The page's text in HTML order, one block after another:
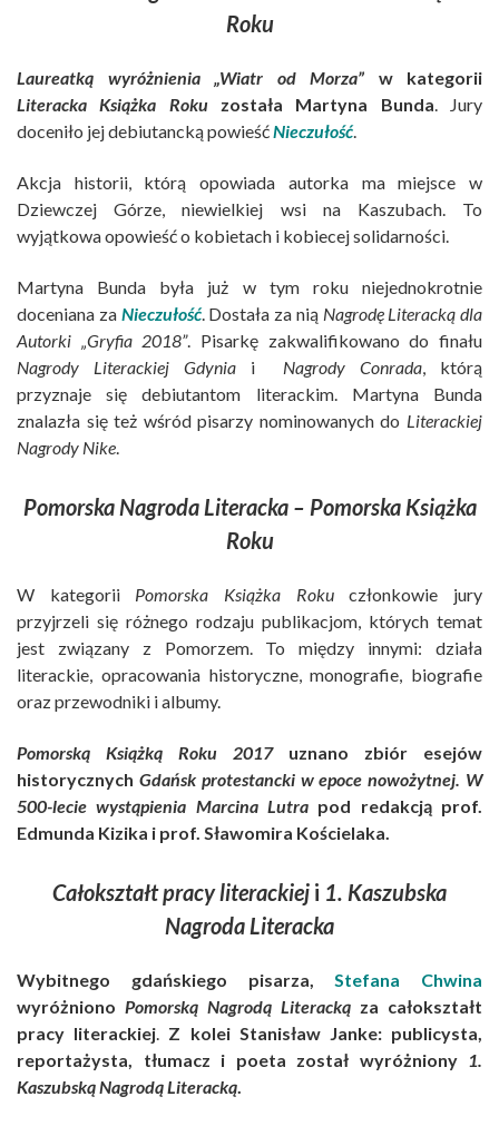
Roku
Laureatką wyróżnienia „Wiatr od Morza” w kategorii
Literacka Książka Rokuzostała Martyna Bunda. Jury
doceniło jej debiutancką powieśćNieczułość.
Akcja historii, którą opowiada autorka ma miejsce w
Dziewczej Górze, niewielkiej wsi na Kaszubach. To
wyjątkowa opowieść o kobietach i kobiecej solidarności.
Martyna Bunda była już w tym roku niejednokrotnie
doceniana za Nieczułość. Dostała za nią Nagrodę Literacką dla
Autorki „Gryfia 2018”. Pisarkę zakwalifikowano do finału
Nagrody Literackiej Gdyniai Nagrody Conrada, którą
przyznaje się debiutantom literackim. Martyna Bunda
znalazła się też wśród pisarzy nominowanych do Literackiej
Nagrody Nike.
Pomorska Nagroda Literacka – Pomorska Książka
Roku
W kategorii Pomorska Książka Rokuczłonkowie jury
przyjrzeli się różnego rodzaju publikacjom, których temat
jest związany z Pomorzem. To między innymi: działa
literackie, opracowania historyczne, monografie, biografie
oraz przewodniki i albumy.
Pomorską Książką Roku 2017uznano zbiór esejów
historycznych Gdańsk protestancki w epoce nowożytnej. W
500-lecie wystąpienia Marcina Lutra pod redakcją prof.
Edmunda Kizika i prof. Sławomira Kościelaka.
Całokształt pracy literackiej i 1. Kaszubska
Nagroda Literacka
Wybitnego gdańskiego pisarza,Stefana Chwina
wyróżniono Pomorską Nagrodą Literacką za całokształt
pracy literackiej. Z kolei Stanisław Janke: publicysta,
reportażysta, tłumacz i poeta został wyróżniony 1.
Kaszubską Nagrodą Literacką.